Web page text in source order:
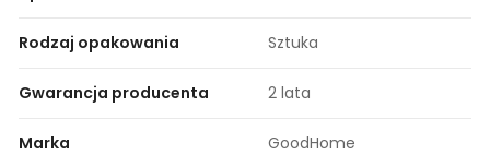
Rodzaj opakowania Sztuka
Gwarancja producenta 2 lata
Marka GoodHome